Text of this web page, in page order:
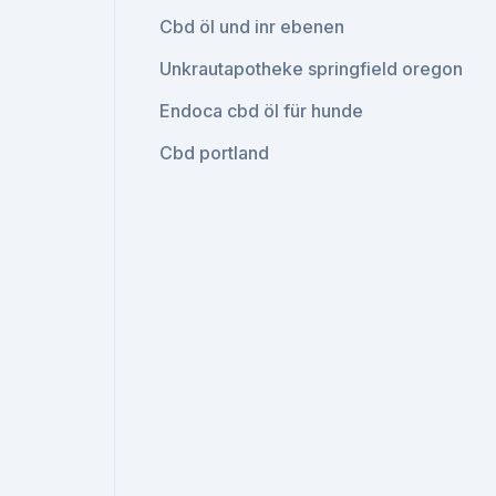
Cbd öl und inr ebenen
Unkrautapotheke springfield oregon
Endoca cbd öl für hunde
Cbd portland